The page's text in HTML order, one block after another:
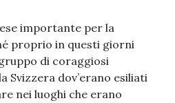
importante per la
proprio in questi giorni
di coraggiosi
Svizzera dov’erano esiliati
nei luoghi che erano